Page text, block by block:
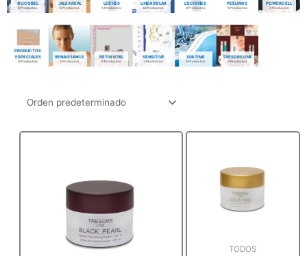
GLICOBEL
8 Productos
JALEA REAL
5 Productos
LECHES
3 Productos
LINEA SOLAR
14 Productos
LOCIONES
4 Productos
PEELINGS
6 Productos
POWERCELL
3 Productos
PRODUCTOS
ESPECIALES
3 Productos
RENAISSANCE
2 Productos
RETIN VITAL
6 Productos
SENSITIVE
3 Productos
SPA TIME
5 Productos
TRESORS LINE
9 Productos
TODOS